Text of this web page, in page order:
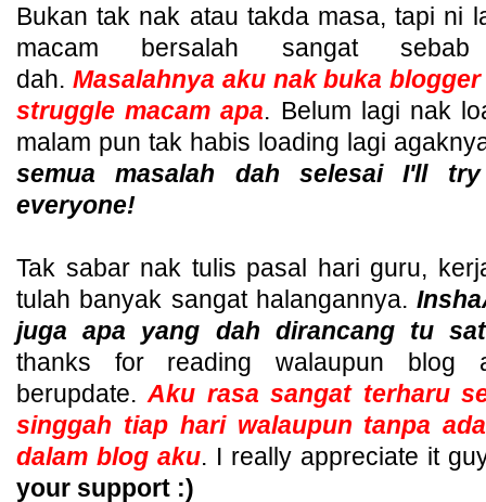
Bukan tak nak atau takda masa, tapi ni
macam bersalah sangat
dah. Masalahnya aku nak buka
struggle macam apa. Belum lagi nak
malam pun tak habis loading lagi
semua masalah dah selesai I'll
everyone!
Tak sabar nak tulis pasal hari guru,
tulah banyak sangat halangannya.
juga apa yang dah dirancang tu
thanks for reading walaupun
berupdate.Aku rasa sangat terharu
singgah tiap hari walaupun tanpa
dalam blog aku. I really appreciate it
your support :)